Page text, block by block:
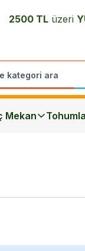
2500 TL üzeri
Mekan